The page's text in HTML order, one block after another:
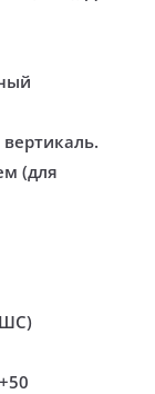
(для
ШС)